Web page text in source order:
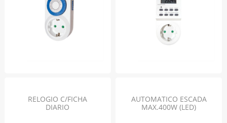
RELOGIO C/FICHA
DIARIO
AUTOMATICO ESCADA
MAX.400W (LED)